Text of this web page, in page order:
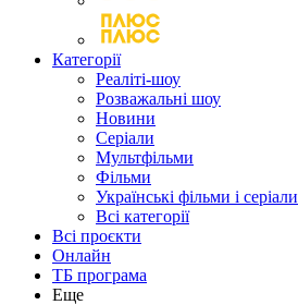
Категорії
Реаліті-шоу
Розважальні шоу
Новини
Серіали
Мультфільми
Фільми
Українські фільми і серіали
Всі категорії
Всі проєкти
Онлайн
ТБ програма
Еще